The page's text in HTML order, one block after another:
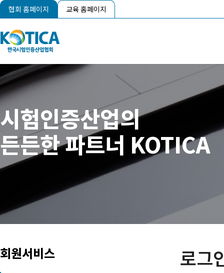
협회 홈페이지 교육 홈페이지
시험인증산업의
든든한 파트너 KOTICA
회원서비스 로그